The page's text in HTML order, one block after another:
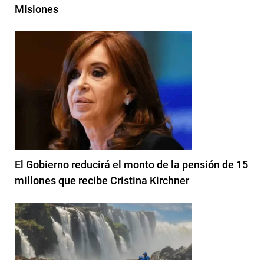
Misiones
El Gobierno reducirá el monto de la pensión de 15
millones que recibe Cristina Kirchner